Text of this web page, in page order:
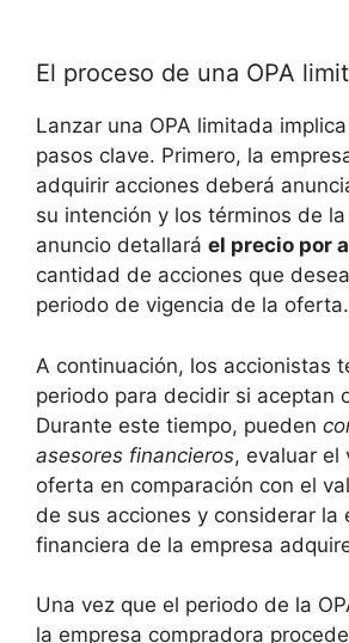
El proceso de una OPA
Lanzar una OPA limitada
pasos clave. Primero, la
adquirir acciones deberá
su intención y los términos de
anuncio detallará el precio por
cantidad de acciones que
periodo de vigencia de la oferta.
A continuación, los accionistas
periodo para decidir si aceptan
Durante este tiempo, pueden
asesores financieros, evaluar el
oferta en comparación con el
de sus acciones y considerar la
financiera de la empresa
Una vez que el periodo de la
la empresa compradora